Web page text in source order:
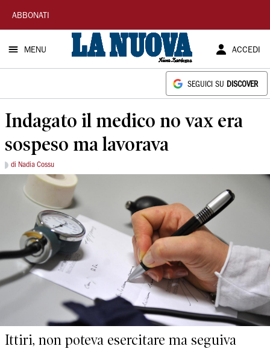
La
Nuova
Sardegna
ABBONATI
MENU ACCEDI
SEGUICI SU DISCOVER
Indagato il medico no vax era
sospeso ma lavorava
di Nadia Cossu
Ittiri, non poteva esercitare ma seguiva